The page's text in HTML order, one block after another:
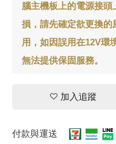
腦主機板上的電源接
損，請先確定欲更換的
用，如因誤用在12V環
無法提供保固服務。
加入追蹤
付款與運送